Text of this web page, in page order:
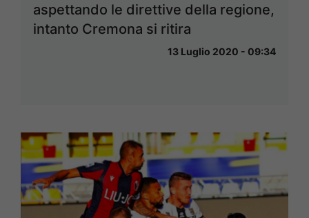
aspettando le direttive della regione,
intanto Cremona si ritira
13 Luglio 2020 - 09:34